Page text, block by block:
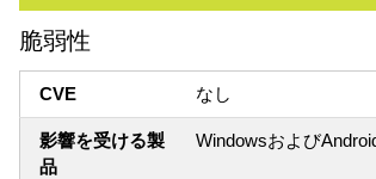
脆弱性
CVE なし
影響を受ける製
品
Windowsおよび